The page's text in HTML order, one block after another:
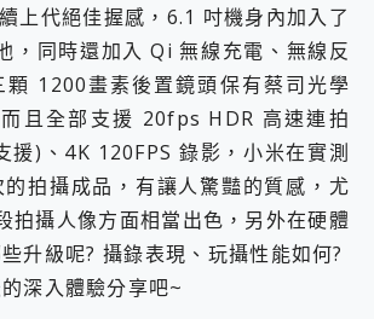
是螢幕也是電視! 一機超多用途「MSI微星 Modern MD272UPSW 27型」 4K IPS 輕薄商用智慧聯網螢幕 開箱 評測
您的專屬AI 助手 Yoga Slim 7 Aura Edition 觸控AI筆電 開箱 評測
realme 14 Pro 超硬軍規、冰感變色實測，realme 14 5G 遊戲戰鬥值爆表，效能x娛樂全都要！
iPhone、Apple Watch、AirPods耳機 三個設備充電一起搞定 ONPRO MagReact™ M3 3 in 1可攜摺疊無線充電器 開箱 評測
動靜皆宜「HUAWEI FreeArc」開放式耳掛耳機，無感配戴! 超穩超服貼，音質、通話也很優質
好玩好拍 vivo V50 ~ 口袋裡的 Zeiss 潮流攝影棚!
25種洗烘模式一機搞定! Roborock 衣莉莎白 H1 Neo分子篩洗脫烘 AI 滾筒洗衣機
給 MSI Claw 系列電競掌機 最完美的家 MSI Nest Docking Station 掌機專屬擴充底座 開箱 評測
B&O 精品級音響! Home+ 中嘉寬頻 SoundBox 劇院串流盒 開箱 評測
2億 APO蔡司長焦神機降臨~ vivo X200 Pro、vivo X200 就是這麼好拍
EaseUS Vocal Remover 免費線上去聲器一鍵去除人聲 人聲 音樂分離 2024 消除人聲推薦
3 個超值 MHN 飛人工具分享~~ iToolab AnyGo 魔物獵人 Now飛人 ios教學 不出門也可以到處走
上代絕佳握感，6.1 吋機身內加入了
，同時還加入 Qi 無線充電、無線反
顆 1200畫素後置鏡頭保有蔡司光學
且全部支援 20fps HDR 高速連拍
援)、4K 120FPS 錄影，小米在實測
拍攝成品，有讓人驚豔的質感，尤
拍攝人像方面相當出色，另外在硬體
升級呢? 攝錄表現、玩攝性能如何?
深入體驗分享吧~